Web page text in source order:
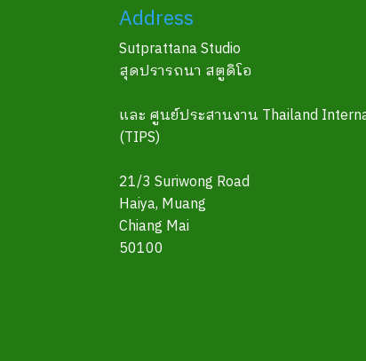
Address
Sutprattana Studio
สุดปรารถนา สตูดิโอ
และ ศูนย์ประสานงาน Thailand
(TIPS)
21/3 Suriwong Road
Haiya, Muang
Chiang Mai
50100